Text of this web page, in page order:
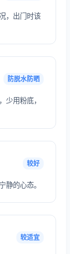
，出门时该
防脱水防晒
少用粉底，
较好
静的心态。
较适宜